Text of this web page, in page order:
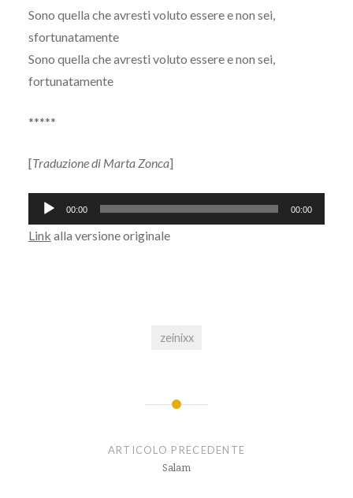
Sono quella che avresti voluto essere e non sei,
sfortunatamente
Sono quella che avresti voluto essere e non sei,
fortunatamente
*****
[Traduzione di Marta Zonca]
Audio
Player
00:00 00:00
Link alla versione originale
zeinixx
ARTICOLO PRECEDENTE
Salam